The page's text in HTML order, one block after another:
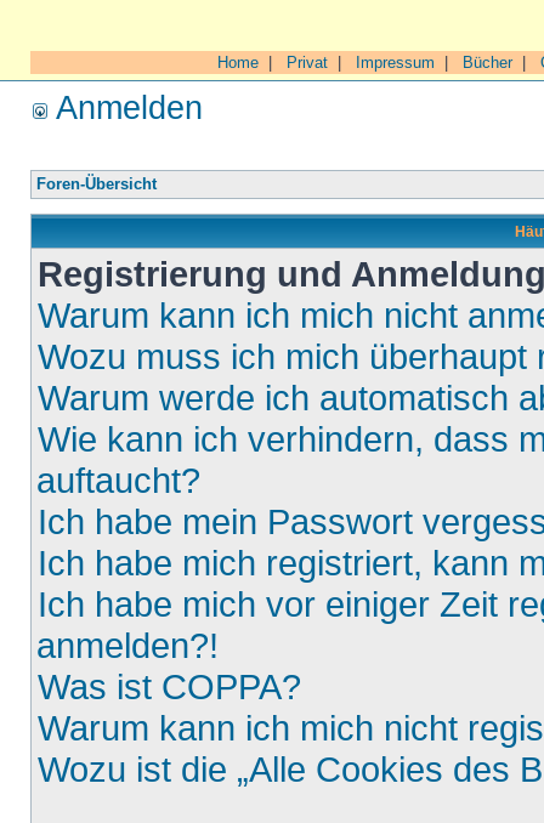
Home Privat Impressum Bücher|
Anmelden
Foren-Übersicht
Registrierung und
Warum kann ich mich nicht
Wozu muss ich mich überhaupt
Warum werde ich automatisch
Wie kann ich verhindern, dass
auftaucht?
Ich habe mein Passwort
Ich habe mich registriert, kann
Ich habe mich vor einiger Zeit
anmelden?!
Was ist COPPA?
Warum kann ich mich nicht
Wozu ist die „Alle Cookies des